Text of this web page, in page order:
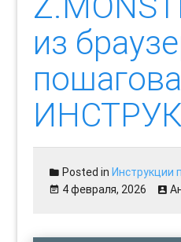
из
Posted inИнструкции
4 февраля, 2026